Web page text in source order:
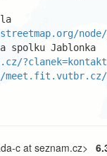
node/
?clanek=kontakt
c at seznam.cz>